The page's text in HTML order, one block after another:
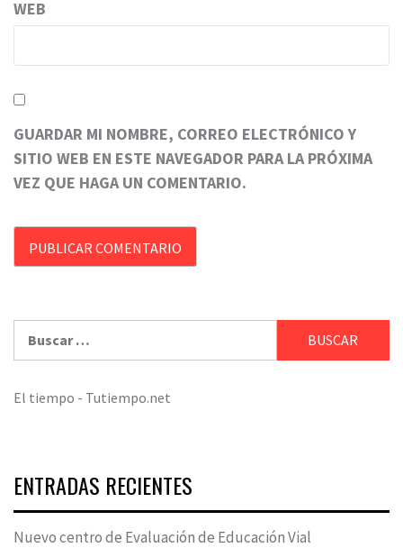
WEB
GUARDAR MI NOMBRE, CORREO ELECTRÓNICO Y
SITIO WEB EN ESTE NAVEGADOR PARA LA PRÓXIMA
VEZ QUE HAGA UN COMENTARIO.
El tiempo - Tutiempo.net
ENTRADAS RECIENTES
Nuevo centro de Evaluación de Educación Vial